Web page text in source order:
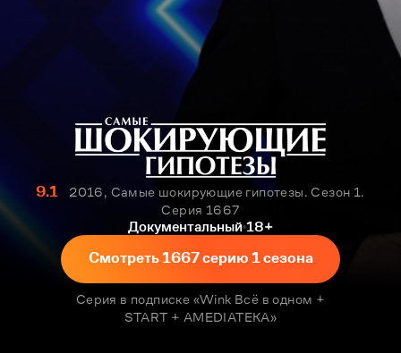
9.1
2016, Самые шокирующие гипотезы. Сезон 1.
Серия 1667
Документальный 18+
Смотреть 1667 серию 1 сезона
Серия в подписке «Wink Всё в одном +
START + AMEDIATEKA»